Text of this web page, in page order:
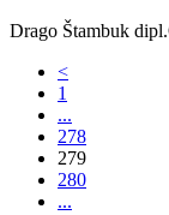
Drago Štambuk
<
1
...
278
279
280
...